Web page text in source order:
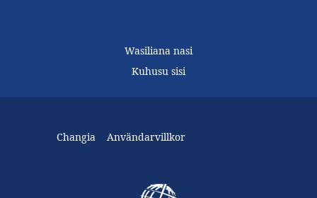
Wasiliana nasi
Kuhusu sisi
Changia Användarvillkor